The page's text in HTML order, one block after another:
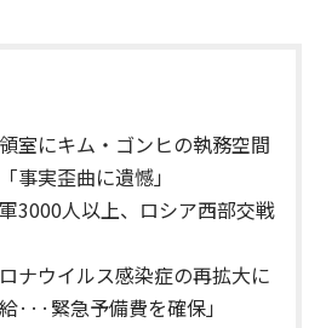
室にキム・ゴンヒの執務空間
実歪曲に遺憾」
3000人以上、ロシア西部交戦
ナウイルス感染症の再拡大に
···緊急予備費を確保」